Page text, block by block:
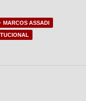
MARCOS ASSADI